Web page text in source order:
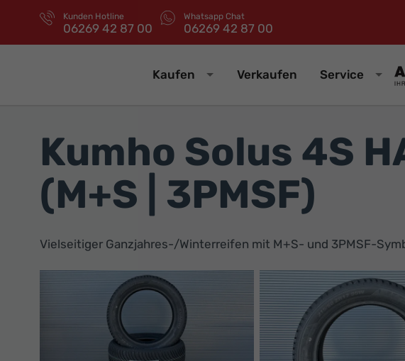
Kunden Hotline
06269 42 87 00
Whatsapp Chat
06269 42 87 00
Kaufen Verkaufen Service
Kumho Solus 4S
(M+S | 3PMSF)
Vielseitiger Ganzjahres-/Winterreifen mit M+S- und 3PMSF-